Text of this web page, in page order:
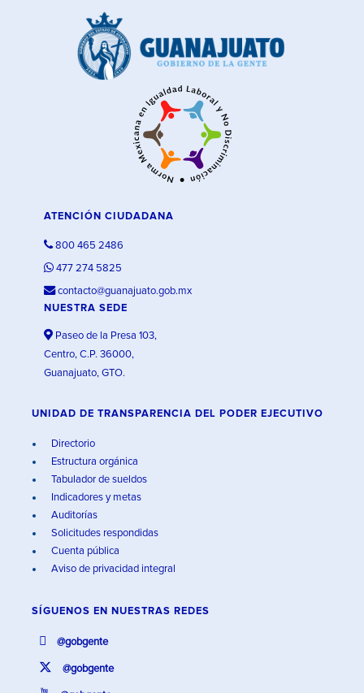
ATENCIÓN CIUDADANA
800 465 2486
477 274 5825
contacto@guanajuato.gob.mx
NUESTRA SEDE
Paseo de la Presa 103,
Centro, C.P. 36000,
Guanajuato, GTO.
UNIDAD DE TRANSPARENCIA DEL PODER EJECUTIVO
Directorio
Estructura orgánica
Tabulador de sueldos
Indicadores y metas
Auditorías
Solicitudes respondidas
Cuenta pública
Aviso de privacidad integral
SÍGUENOS EN NUESTRAS REDES
@gobgente
@gobgente